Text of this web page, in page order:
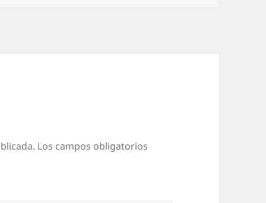
Los campos obligatorios